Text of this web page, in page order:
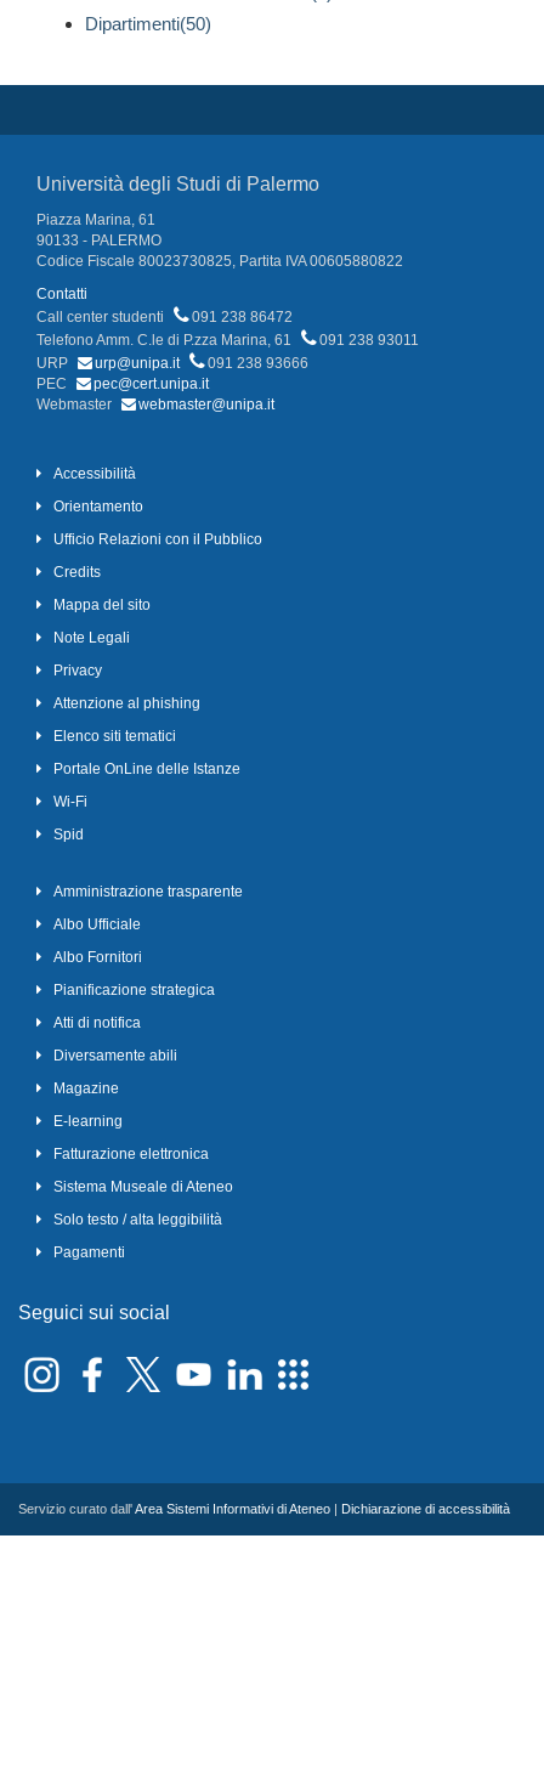
Dipartimenti(50)
Università degli Studi di Palermo
Piazza Marina, 61
90133 - PALERMO
Codice Fiscale 80023730825, Partita IVA 00605880822
Contatti
Call center studenti
091 238 86472
Telefono Amm. C.le di P.zza Marina, 61
091 238 93011
URP
urp@unipa.it
091 238 93666
PEC
pec@cert.unipa.it
Webmaster
webmaster@unipa.it
Accessibilità
Orientamento
Ufficio Relazioni con il Pubblico
Credits
Mappa del sito
Note Legali
Privacy
Attenzione al phishing
Elenco siti tematici
Portale OnLine delle Istanze
Wi-Fi
Spid
Amministrazione trasparente
Albo Ufficiale
Albo Fornitori
Pianificazione strategica
Atti di notifica
Diversamente abili
Magazine
E-learning
Fatturazione elettronica
Sistema Museale di Ateneo
Solo testo / alta leggibilità
Pagamenti
Seguici sui social
Servizio curato dall'Area Sistemi Informativi di Ateneo Dichiarazione di accessibilità